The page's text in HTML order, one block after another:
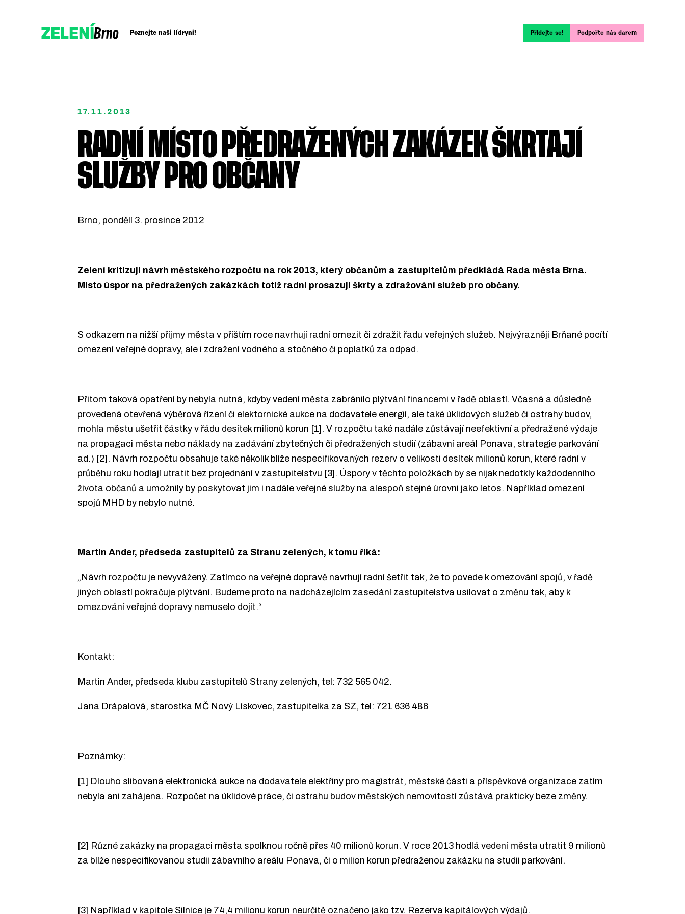
ZELENÍBrno Poznejte naši lídryni! Přidejte se! Podpořte nás darem
Podpořte nás darem
17.11.2013
RADNÍ MÍSTO PŘEDRAŽENÝCH ZAKÁZEK ŠKRTAJÍ
SLUŽBY PRO OBČANY
Brno, pondělí 3. prosince 2012
Zelení kritizují návrh městského rozpočtu na rok 2013, který občanům a zastupitelům předkládá Rada města Brna.
Místo úspor na předražených zakázkách totiž radní prosazují škrty a zdražování služeb pro občany.
S odkazem na nižší příjmy města v příštím roce navrhují radní omezit či zdražit řadu veřejných služeb. Nejvýrazněji Brňané pocítí
omezení veřejné dopravy, ale i zdražení vodného a stočného či poplatků za odpad.
Přitom taková opatření by nebyla nutná, kdyby vedení města zabránilo plýtvání financemi v řadě oblastí. Včasná a důsledně
provedená otevřená výběrová řízení či elektornické aukce na dodavatele energií, ale také úklidových služeb či ostrahy budov,
mohla městu ušetřit částky v řádu desítek milionů korun [1]. V rozpočtu také nadále zůstávají neefektivní a předražené výdaje
na propagaci města nebo náklady na zadávání zbytečných či předražených studií (zábavní areál Ponava, strategie parkování
ad.) [2]. Návrh rozpočtu obsahuje také několik blíže nespecifikovaných rezerv o velikosti desítek milionů korun, které radní v
průběhu roku hodlají utratit bez projednání v zastupitelstvu [3]. Úspory v těchto položkách by se nijak nedotkly každodenního
života občanů a umožnily by poskytovat jim i nadále veřejné služby na alespoň stejné úrovni jako letos. Například omezení
spojů MHD by nebylo nutné.
Martin Ander, předseda zastupitelů za Stranu zelených, k tomu říká:
„Návrh rozpočtu je nevyvážený. Zatímco na veřejné dopravě navrhují radní šetřit tak, že to povede k omezování spojů, v řadě
jiných oblastí pokračuje plýtvání. Budeme proto na nadcházejícím zasedání zastupitelstva usilovat o změnu tak, aby k
omezování veřejné dopravy nemuselo dojít.“
Kontakt:
Martin Ander, předseda klubu zastupitelů Strany zelených, tel: 732 565 042.
Jana Drápalová, starostka MČ Nový Lískovec, zastupitelka za SZ, tel: 721 636 486
Poznámky:
[1] Dlouho slibovaná elektronická aukce na dodavatele elektřiny pro magistrát, městské části a příspěvkové organizace zatím
nebyla ani zahájena. Rozpočet na úklidové práce, či ostrahu budov městských nemovitostí zůstává prakticky beze změny.
[2] Různé zakázky na propagaci města spolknou ročně přes 40 milionů korun. V roce 2013 hodlá vedení města utratit 9 milionů
za blíže nespecifikovanou studii zábavního areálu Ponava, či o milion korun předraženou zakázku na studii parkování.
[3] Například v kapitole Silnice je 74,4 milionu korun neurčitě označeno jako tzv. Rezerva kapitálových výdajů.